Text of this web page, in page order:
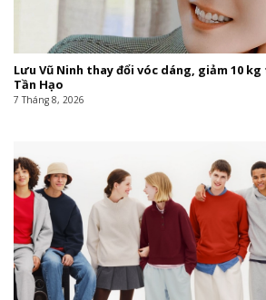
Lưu Vũ Ninh thay đổi vóc dáng, giảm 10
Tần Hạo
7 Tháng 8, 2026